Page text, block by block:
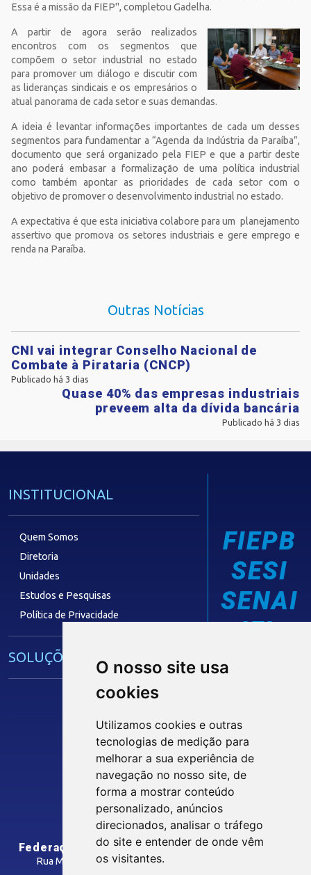
O nosso site usa
cookies
Utilizamos cookies e outras
tecnologias de medição para
melhorar a sua experiência de
navegação no nosso site, de
forma a mostrar conteúdo
personalizado, anúncios
direcionados, analisar o tráfego
do site e entender de onde vêm
os visitantes.
Essa é a missão da FIEP", completou Gadelha.
A partir de agora serão realizados
encontros com os segmentos que
compõem o setor industrial no estado
para promover um diálogo e discutir com
as lideranças sindicais e os empresários o
atual panorama de cada setor e suas demandas.
A ideia é levantar informações importantes de cada um desses
segmentos para fundamentar a “Agenda da Indústria da Paraíba”,
documento que será organizado pela FIEP e que a partir deste
ano poderá embasar a formalização de uma política industrial
como também apontar as prioridades de cada setor com o
objetivo de promover o desenvolvimento industrial no estado.
A expectativa é que esta iniciativa colabore para um planejamento
assertivo que promova os setores industriais e gere emprego e
renda na Paraíba.
Outras Notícias
CNI vai integrar Conselho Nacional de
Combate à Pirataria (CNCP)
Publicado há 3 dias
Quase 40% das empresas industriais
preveem alta da dívida bancária
Publicado há 3 dias
INSTITUCIONAL
Quem Somos
Diretoria
Unidades
Estudos e Pesquisas
Política de Privacidade
SOLUÇÕES E SERVIÇOS
Núcleo de Acesso ao Crédito
Centro Internacional de Negócios -
CONTRIBUIÇÃO SINDICAL
SINDICATOS FILIADOS
FIEPB
SESI
SENAI
IEL
Siga nossas Redes Sociais
INTRANET
Federação das Indústrias do Estado da Paraíba
Rua Manoel Gonçalves Guimarães, 195 - José Pinheiro